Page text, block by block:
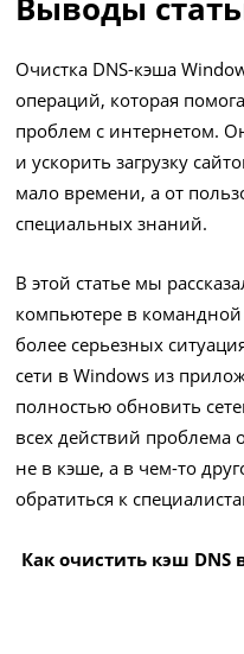
Очистка DNS-кэша
операций, которая
проблем с интернетом.
и ускорить загрузку
мало времени, а от
специальных знаний.
В этой статье мы
компьютере в командной
более серьезных
сети в Windows из
полностью обновить
всех действий проблема
не в кэше, а в чем-то
обратиться к
Как очистить кэш DNS